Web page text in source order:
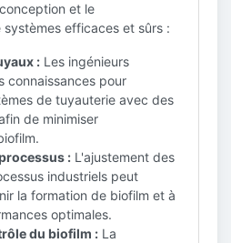
et le
efficaces et sûrs :
: Les ingénieurs
connaissances pour
de tuyauterie avec des
de minimiser
: L'ajustement des
industriels peut
la formation de biofilm et à
optimales.
du biofilm : La